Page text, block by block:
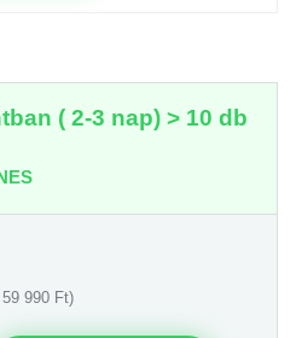
( 2-3 nap) > 10 db
990 Ft)